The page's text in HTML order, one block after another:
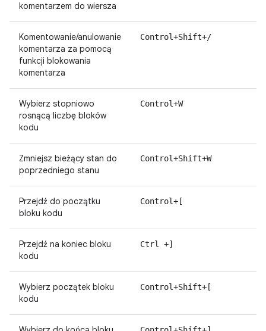
komentarzem do wiersza
Komentowanie/anulowanie
komentarza za pomocą
funkcji blokowania
komentarza
Control+Shift+/
Wybierz stopniowo
rosnącą liczbę bloków
kodu
Control+W
Zmniejsz bieżący stan do
poprzedniego stanu
Control+Shift+W
Przejdź do początku
bloku kodu
Control+[
Przejdź na koniec bloku
kodu
Ctrl +]
Wybierz początek bloku
kodu
Control+Shift+[